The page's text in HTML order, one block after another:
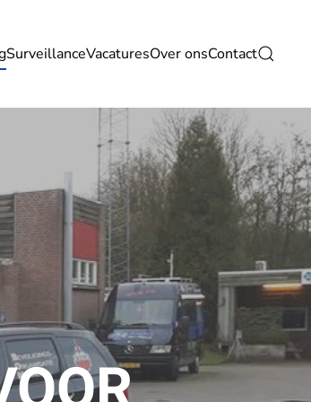
SurveillanceVacaturesOver onsContact